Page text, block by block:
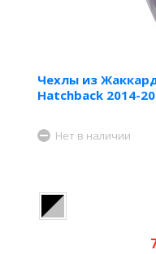
Чехлы из
Hatchback 2014-
Нет в наличии